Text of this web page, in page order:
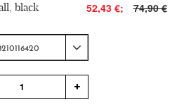
black 52,43 €; 74,90 €
1